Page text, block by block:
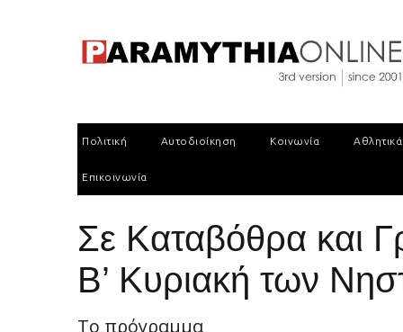
Πολιτική Αυτοδιοίκηση Κοινωνία Αθλητικά
Επικοινωνία
Σε Καταβόθρα και
Β’ Κυριακή των
Το πρόγραμμα